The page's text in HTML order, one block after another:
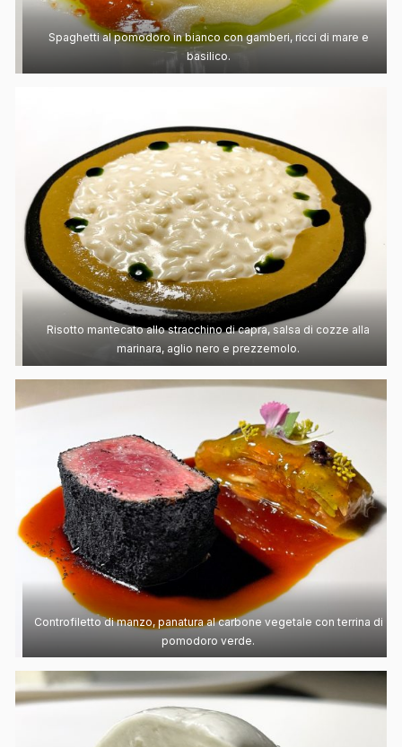
Spaghetti al pomodoro in bianco con gamberi, ricci di mare e
basilico.
Risotto mantecato allo stracchino di capra, salsa di cozze alla
marinara, aglio nero e prezzemolo.
Controfiletto di manzo, panatura al carbone vegetale con terrina di
pomodoro verde.